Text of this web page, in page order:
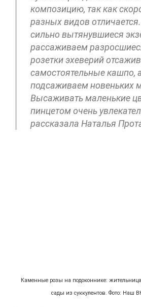
композицию, так как
разных видов
сильно вытянувшиеся
рассаживаем
розетки эхеверий
самостоятельные кашпо,
подсаживаем новеньких
Высаживать маленькие
пинцетом очень
рассказала Наталья
Каменные розы на подоконнике:
сады из суккулентов. Фото: Наш